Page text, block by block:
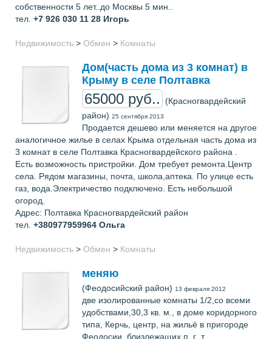
собственности 5 лет..до Москвы 5 мин..
тел. +7 926 030 11 28 Игорь
Недвижимость > Обмен > Комнаты
Дом(часть дома из 3 комнат) в
Крыму в селе Полтавка
65000 руб..
(Красногвардейский
район) 25 сентября 2013
Продается дешево или меняется на другое
аналогичное жилье в селах Крыма отдельная часть дома из
3 комнат в селе Полтавка Красногвардейского района .
Есть возможность пристройки. Дом требует ремонта.Центр
села. Рядом магазины, почта, школа,аптека. По улице есть
газ, вода.Электричество подключено. Есть небольшой
огород.
Адрес: Полтавка Красногвардейский район
тел. +380977959964 Ольга
Недвижимость > Обмен > Комнаты
меняю
(Феодосийский район) 13 февраля 2012
две изолированные комнаты 1/2,со всеми
удобствами,30,3 кв. м., в доме коридорного
типа, Керчь, центр, на жильё в пригороде
Феодосии, близлежащих п. г .т.